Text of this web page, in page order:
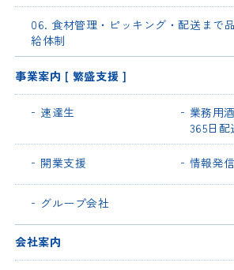
06. 食材管理・ピッキング・配送まで
給体制
事業案内 [ 繁盛支援 ]
速達生
業務用
365日配
開業支援 情報発
グループ会社
会社案内